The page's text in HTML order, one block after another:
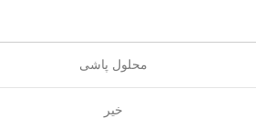
محلول پاشی
خیر